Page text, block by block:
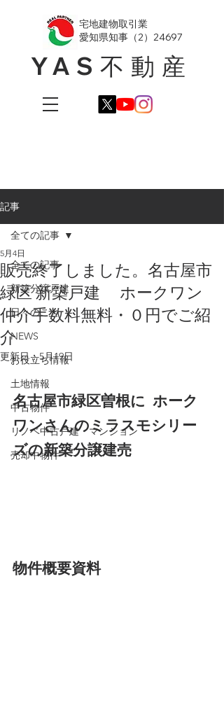
YAS不動産
​宅地建物取引業
愛知県知事（2）24697
記事
全ての記事
新築分譲戸建
日々のこと
NEWS
お役立ち情報
土地情報
中古物件
リノベ中古戸建・マンション
売却中物件
全ての記事
販売終了しました。名古屋市
緑区 新築戸建 ホークワン
仲介手数料無料・０円でご紹
介
5月4日
更新日：5月19日
名古屋市緑区曽根に	ホーク
ワンさんのミラスモシリー
ズの新築分譲建売
物件概要資料